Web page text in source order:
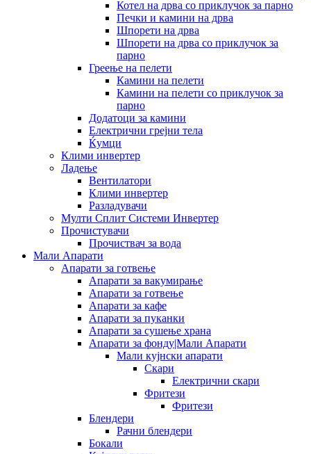
Котел на дрва со приклучок за парно
Печки и камини на дрва
Шпорети на дрва
Шпорети на дрва со приклучок за
парно
Греење на пелети
Камини на пелети
Камини на пелети со приклучок за
парно
Додатоци за камини
Електрични грејни тела
Ќумци
Клими инвертер
Ладење
Вентилатори
Клими инвертер
Разладувачи
Мулти Сплит Системи Инвертер
Прочистувачи
Прочиствач за вода
Мали Апарати
Апарати за готвење
Апарати за вакумирање
Апарати за готвење
Апарати за кафе
Апарати за пуканки
Апарати за сушење храна
Апарати за фонду|Мали Апарати
Мали кујнски апарати
Скари
Електрични скари
Фритези
Фритези
Блендери
Рачни блендери
Бокали